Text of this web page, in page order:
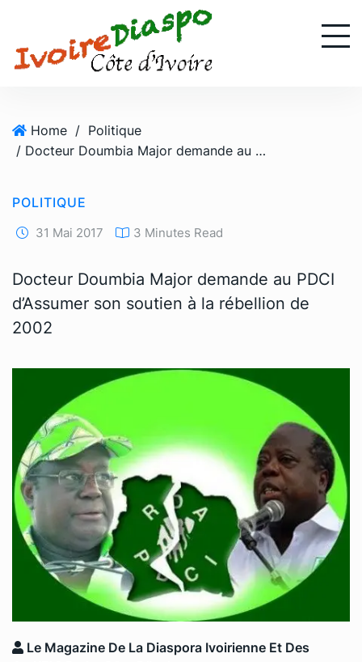
Home / Politique
/ Docteur Doumbia Major demande au PDCI d’Assumer son soutien à la rébellion de 2002
POLITIQUE
31 Mai 2017 3 Minutes Read
Docteur Doumbia Major demande au PDCI
d’Assumer son soutien à la rébellion de
2002
Le Magazine De La Diaspora Ivoirienne Et Des